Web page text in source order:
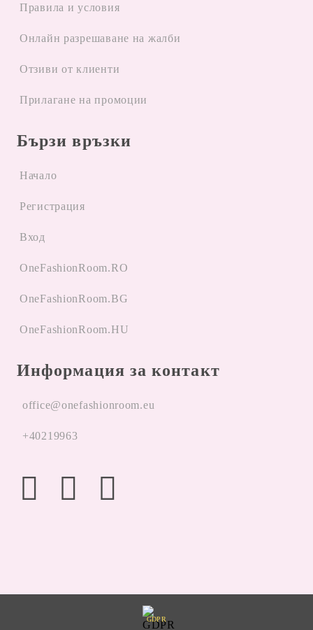
Правила и условия
Oнлайн разрешаване на жалби
Отзиви от клиенти
Прилагане на промоции
Бързи връзки
Начало
Регистрация
Вход
OneFashionRoom.RO
OneFashionRoom.BG
OneFashionRoom.HU
Информация за контакт
office@onefashionroom.eu
+40219963
GDPR